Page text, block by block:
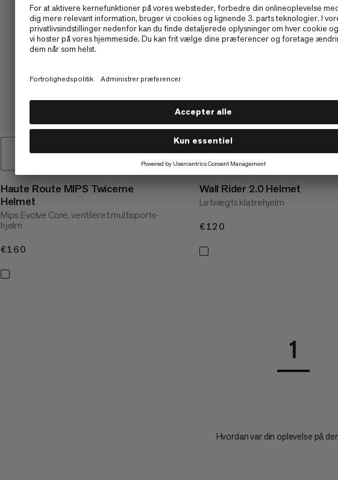
Haute Route MIPS Twiceme
Helmet
Mips Evolve Core, ventileret multisports-
hjelm
€160
Wall Rider 2.0 Helmet
Letvægts klatrehjelm
€120
1
Hvordan var din oplevelse på